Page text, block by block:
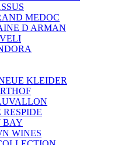
MEDOC
D ARMAN
KLEIDER
BAY
WINES